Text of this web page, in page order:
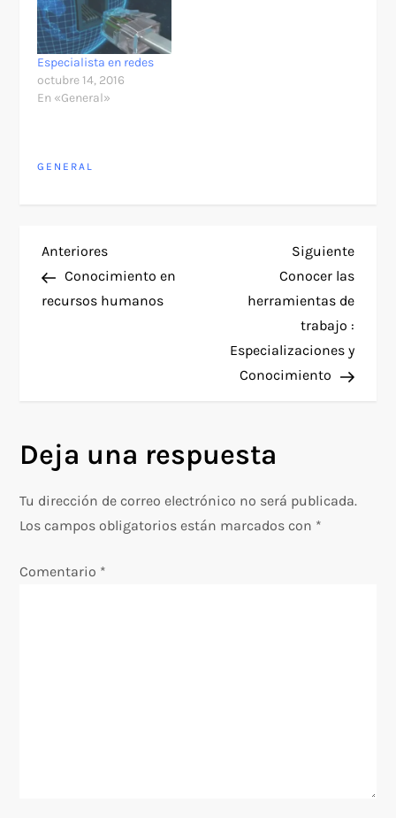
Especialista en redes
octubre 14, 2016
En «General»
GENERAL
N
a
a
c
Entrada
anterior
Anteriores
Conocimiento en
recursos humanos
Siguiente
Conocer las
herramientas de
trabajo :
Especializaciones y
Conocimiento
Deja una respuesta
Tu dirección de correo electrónico no será publicada.
Los campos obligatorios están marcados con *
Comentario *